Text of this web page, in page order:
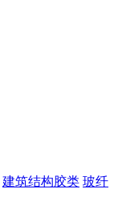
建筑结构胶类 玻纤